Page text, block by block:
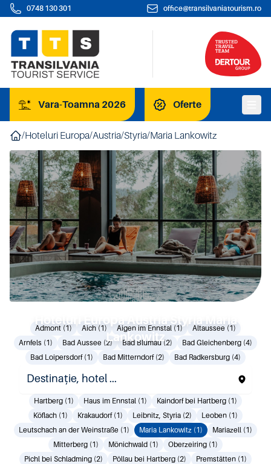
0748 130 301 office@transilvaniatourism.ro
Vara-Toamna 2026 Oferte
/Hoteluri Europa/Austria/Styria/Maria Lankowitz
Hoteluri Europa Austria Styria Maria
Lankowitz
Admont (1) Aich (1) Aigen im Ennstal (1)
Altaussee (1)
Arnfels (1)
Bad Aussee (2) Bad Blumau (2)
Bad Gleichenberg (4)
Bad Loipersdorf (1)
Bad Mitterndorf (2)
Bad Radkersburg (4)
Bad Waltersdorf (2)
Deutschlandsberg (1)
Eibiswald (1)
Hartberg (1)
Haus im Ennstal (1)
Kaindorf bei Hartberg (1)
Köflach (1)
Krakaudorf (1) Leibnitz, Styria (2)
Leoben (1)
Leutschach an der Weinstraße (1)
Maria Lankowitz (1)
Mariazell (1)
Mitterberg (1)
Mönichwald (1)
Oberzeiring (1)
Pichl bei Schladming (2)
Pöllau bei Hartberg (2)
Premstätten (1)